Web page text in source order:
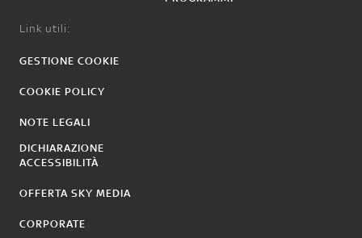
Link utili:
GESTIONE COOKIE
COOKIE POLICY
NOTE LEGALI
DICHIARAZIONE
ACCESSIBILITÀ
OFFERTA SKY MEDIA
CORPORATE